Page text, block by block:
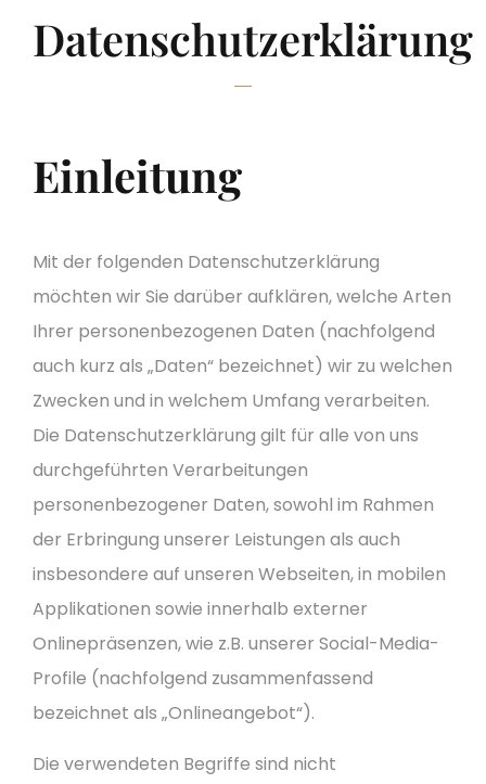
Datenschutzerklärung
Einleitung
Mit der folgenden Datenschutzerklärung
möchten wir Sie darüber aufklären, welche Arten
Ihrer personenbezogenen Daten (nachfolgend
auch kurz als „Daten“ bezeichnet) wir zu welchen
Zwecken und in welchem Umfang verarbeiten.
Die Datenschutzerklärung gilt für alle von uns
durchgeführten Verarbeitungen
personenbezogener Daten, sowohl im Rahmen
der Erbringung unserer Leistungen als auch
insbesondere auf unseren Webseiten, in mobilen
Applikationen sowie innerhalb externer
Onlinepräsenzen, wie z.B. unserer Social-Media-
Profile (nachfolgend zusammenfassend
bezeichnet als „Onlineangebot“).
Die verwendeten Begriffe sind nicht